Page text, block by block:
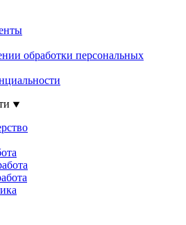
обработки персональных